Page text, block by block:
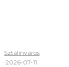
Sztálinváros
·2026-07-11